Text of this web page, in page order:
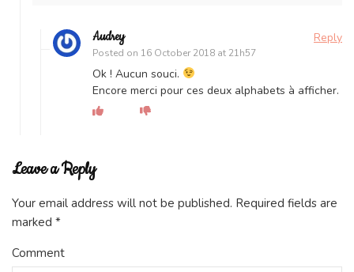
Audrey
Posted on 16 October 2018 at 21h57
Reply
Ok ! Aucun souci.
Encore merci pour ces deux alphabets à afficher.
Leave a Reply
Your email address will not be published. Required fields are
marked *
Comment